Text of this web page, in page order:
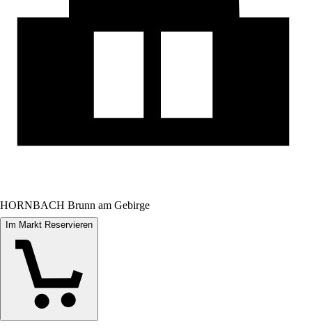
HORNBACH Brunn am Gebirge
Im Markt Reservieren